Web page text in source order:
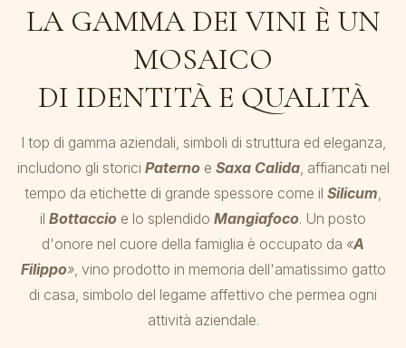
LA GAMMA DEI VINI È UN
MOSAICO
DI IDENTITÀ E QUALITÀ
I top di gamma aziendali, simboli di struttura ed eleganza,
includono gli storici Paternoe Saxa Calida, affiancati nel
tempo da etichette di grande spessore come il Silicum,
il Bottaccio e lo splendido Mangiafoco. Un posto
d'onore nel cuore della famiglia è occupato da «A
Filippo», vino prodotto in memoria dell'amatissimo gatto
di casa, simbolo del legame affettivo che permea ogni
attività aziendale.